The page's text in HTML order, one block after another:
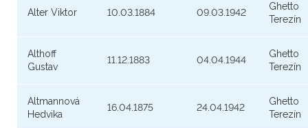
Alter Viktor 10.03.1884 09.03.1942
Ghetto
Terezín
Althoff
Gustav
11.12.1883 04.04.1944
Ghetto
Terezín
Altmannová
Hedvika
16.04.1875 24.04.1942
Ghetto
Terezín